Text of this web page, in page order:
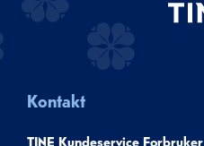
Kontakt
TINE Kundeservice Forbruker